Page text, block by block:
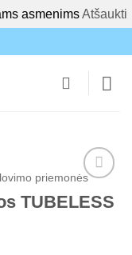
asmenimsAtšaukti
priemonės
TUBELESS